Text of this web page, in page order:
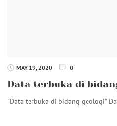
MAY 19, 2020 0
Data terbuka di
"Data terbuka di bidang geologi"